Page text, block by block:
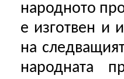
народното
е изготвен и
на
народната